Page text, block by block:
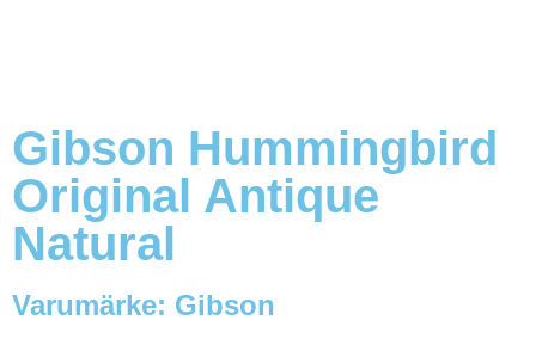
Gibson Hummingbird
Original Antique
Natural
Varumärke: Gibson